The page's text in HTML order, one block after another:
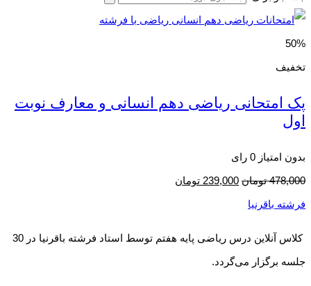
50%
تخفیف
پک امتحانی ریاضی دهم انسانی و معارف نوبت
اول
بدون امتیاز 0 رای
478,000 تومان 239,000 تومان
فرشته باقرنیا
کلاس آنلاین درس ریاضی پایه هفتم توسط استاد فرشته باقرنیا در 30
جلسه برگزار می‌گردد.